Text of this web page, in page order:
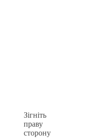
Зігніть
праву
сторону